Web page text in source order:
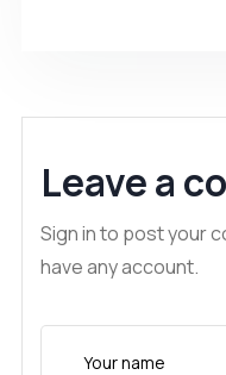
Leave a
Sign in to post your
have any account.